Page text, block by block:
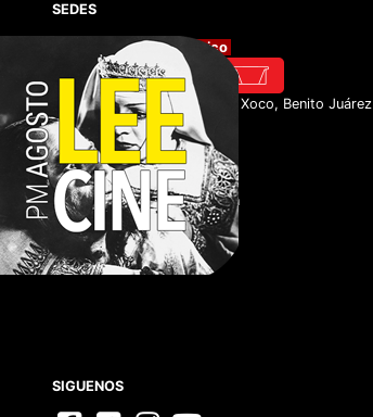
SEDES
Cineteca Nacional México
Av. México Coyoacán #389, Xoco, Benito Juárez
03330 Ciudad de México.
CONTACTO
Suscribirse a nuestro boletín
Aviso de Privacidad
Términos y Condiciones
FAQs
SIGUENOS